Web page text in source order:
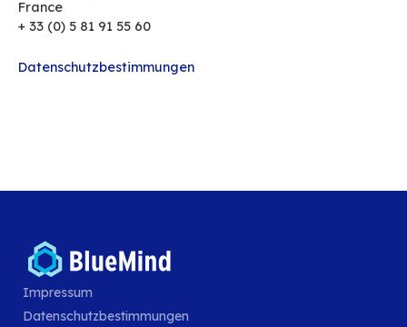
+ 33 (0) 5 81 91 55 60
Hosting:
Hôtel des télécoms
France
+ 33 (0) 5 81 91 55 60
Impressum
Datenschutzbestimmungen